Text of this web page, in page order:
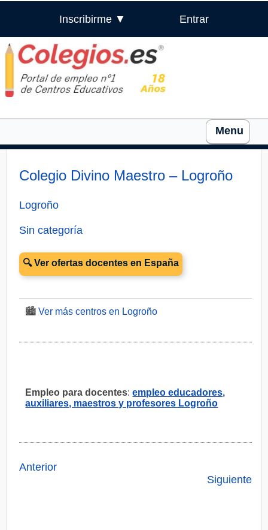
Inscribirme ▼ Entrar
Menu
Colegio Divino Maestro – Logroño
Logroño
Sin categoría
🔍 Ver ofertas docentes en España
🏙️Ver más centros en Logroño
Empleo para docentes:empleo educadores,
auxiliares, maestros y profesores Logroño
Anterior
Siguiente